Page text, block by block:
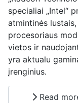
specialiai „Intel“
atmintinės
procesoriaus
vietos ir
yra aktualu
įrenginius.
Read